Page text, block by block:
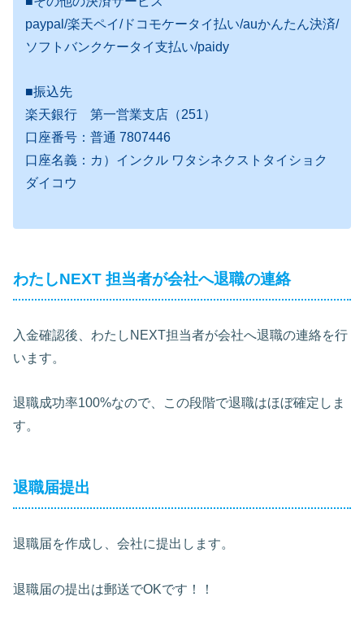
paypal/楽天ペイ/ドコモケータイ払い/auかんたん決済/
ソフトバンクケータイ支払い/paidy
■振込先
楽天銀行 第一営業支店（251）
口座番号：普通 7807446
口座名義：カ）インクル ワタシネクストタイショク
ダイコウ
わたしNEXT 担当者が会社へ退職の連絡
入金確認後、わたしNEXT担当者が会社へ退職の連絡を行
います。
退職成功率100%なので、この段階で退職はほぼ確定しま
す。
退職届提出
退職届を作成し、会社に提出します。
退職届の提出は郵送でOKです！！